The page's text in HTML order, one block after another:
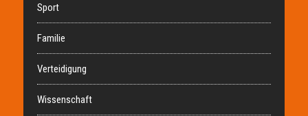
Sport
Familie
Verteidigung
Wissenschaft